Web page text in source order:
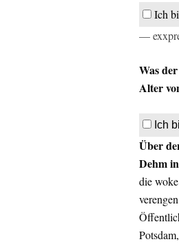
Ich
—
Was
Alter
Ich
Über
Dehm
die